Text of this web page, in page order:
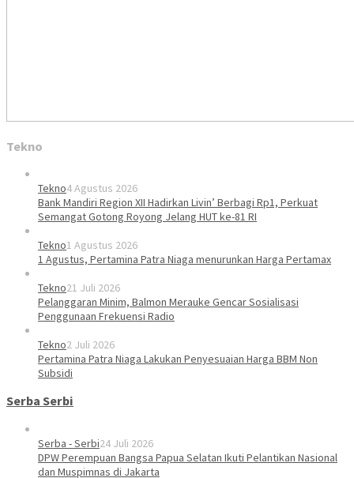
Tekno
Tekno4 Agustus 2026
Bank Mandiri Region XII Hadirkan Livin’ Berbagi Rp1, Perkuat
Semangat Gotong Royong Jelang HUT ke-81 RI
Tekno1 Agustus 2026
1 Agustus, Pertamina Patra Niaga menurunkan Harga Pertamax
Tekno21 Juli 2026
Pelanggaran Minim, Balmon Merauke Gencar Sosialisasi
Penggunaan Frekuensi Radio
Tekno2 Juli 2026
Pertamina Patra Niaga Lakukan Penyesuaian Harga BBM Non
Subsidi
Serba Serbi
Serba - Serbi24 Juli 2026
DPW Perempuan Bangsa Papua Selatan Ikuti Pelantikan Nasional
dan Muspimnas di Jakarta